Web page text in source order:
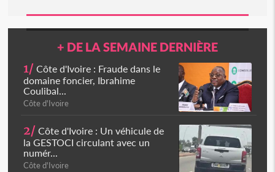
+ DE LA SEMAINE DERNIÈRE
1/ Côte d'Ivoire : Fraude dans le
domaine foncier, Ibrahime
Coulibal...
Côte d'Ivoire
2/ Côte d'Ivoire : Un véhicule de
la GESTOCI circulant avec un
numér...
Côte d'Ivoire